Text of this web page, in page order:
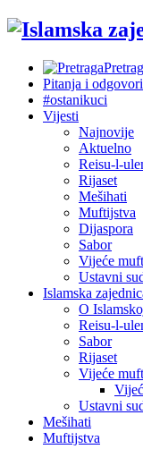
Pitanja i odgovori
#ostanikuci
Vijesti
Najnovije
Aktuelno
Reisu-l-
Rijaset
Mešihati
Muftijstva
Dijaspora
Sabor
Vijeće
Ustavni
Islamska
O
Reisu-l-
Sabor
Rijaset
Vijeće
Ustavni
Mešihati
Muftijstva